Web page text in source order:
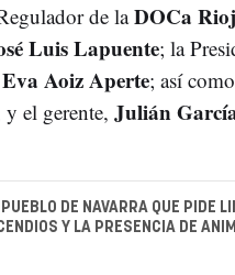
de laDOCa
Luis Lapuente; la
Eva Aoiz Aperte; así
y el gerente, Julián
PUEBLO DE NAVARRA QUE PIDE
Y LA PRESENCIA DE